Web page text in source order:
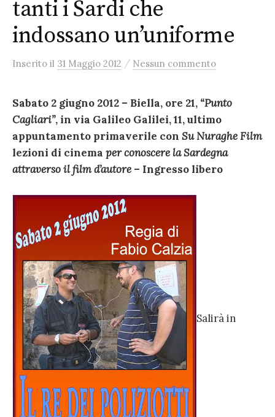
tanti i Sardi che
indossano un’uniforme
Inserito il 31 Maggio 2012 / Nessun commento
Sabato 2 giugno 2012 – Biella, ore 21, “Punto
Cagliari”, in via Galileo Galilei, 11, ultimo
appuntamento primaverile con Su Nuraghe Film
lezioni di cinema per conoscere la Sardegna
attraverso il film d’autore – Ingresso libero
Salirà in